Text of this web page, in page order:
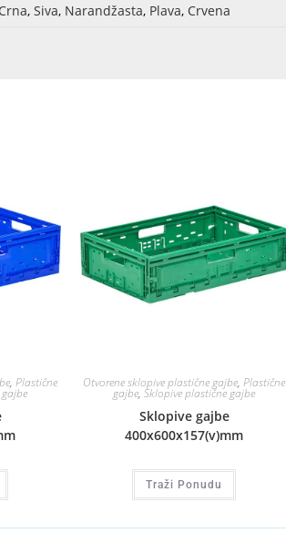
Crna, Siva, Narandžasta, Plava, Crvena
, Plastične Otvorene sklopive plastične gajbe, Plastične
gajbe, Sklopive plastične gajbe
Sklopive gajbe
400x600x157(v)mm
Traži Ponudu